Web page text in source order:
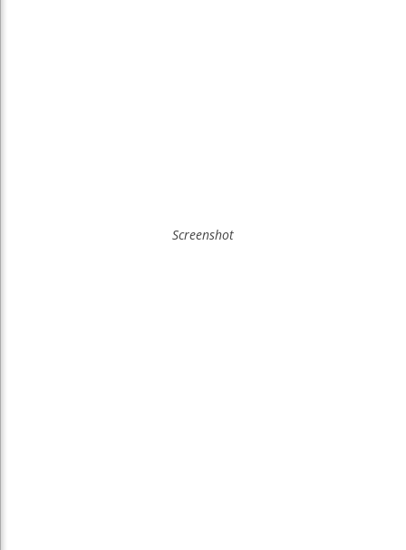
Screenshot